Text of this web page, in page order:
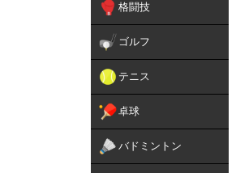
格闘技
ゴルフ
テニス
卓球
バドミントン